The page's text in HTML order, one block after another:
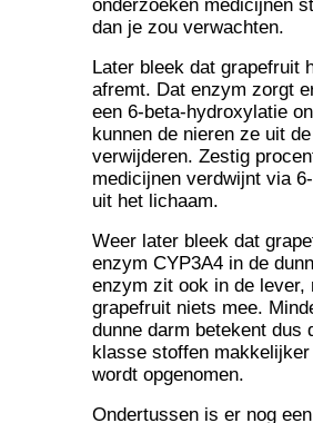
onderzoeken medicijnen
dan je zou verwachten.
Later bleek dat grapefruit
afremt. Dat enzym zorgt
een 6-beta-hydroxylatie
kunnen de nieren ze uit
verwijderen. Zestig
medicijnen verdwijnt via
uit het lichaam.
Weer later bleek dat
enzym CYP3A4 in de
enzym zit ook in de lever,
grapefruit niets mee.
dunne darm betekent dus
klasse stoffen
wordt opgenomen.
Ondertussen is er nog